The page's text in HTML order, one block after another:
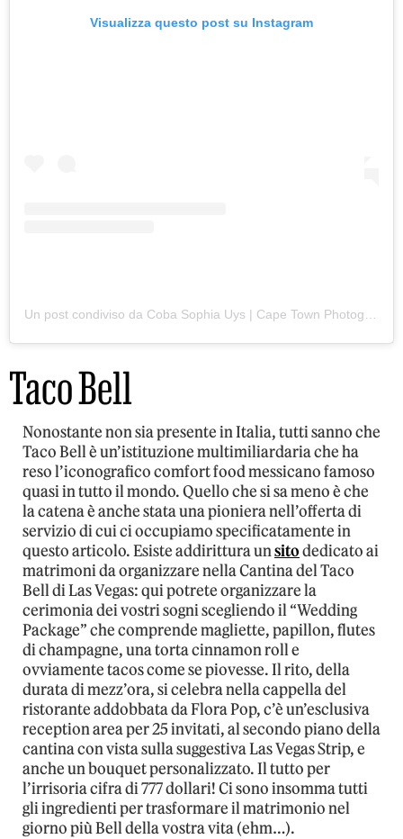
Visualizza questo post su Instagram
Taco Bell
Nonostante non sia presente in Italia, tutti sanno che
Taco Bell è un’istituzione multimiliardaria che ha
reso l’iconografico comfort food messicano famoso
quasi in tutto il mondo. Quello che si sa meno è che
la catena è anche stata una pioniera nell’offerta di
servizio di cui ci occupiamo specificatamente in
questo articolo. Esiste addirittura unsitodedicato ai
matrimoni da organizzare nella Cantina del Taco
Bell di Las Vegas: qui potrete organizzare la
cerimonia dei vostri sogni scegliendo il “Wedding
Package” che comprende magliette, papillon, flutes
di champagne, una torta cinnamon roll e
ovviamente tacos come se piovesse. Il rito, della
durata di mezz’ora, si celebra nella cappella del
ristorante addobbata da Flora Pop, c’è un’esclusiva
reception area per 25 invitati, al secondo piano della
cantina con vista sulla suggestiva Las Vegas Strip, e
anche un bouquet personalizzato. Il tutto per
l’irrisoria cifra di 777 dollari! Ci sono insomma tutti
gli ingredienti per trasformare il matrimonio nel
giorno più Bell della vostra vita (ehm…).